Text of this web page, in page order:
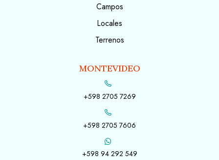
Campos
Locales
Terrenos
MONTEVIDEO
+598 2705 7269
+598 2705 7606
+598 94 292 549